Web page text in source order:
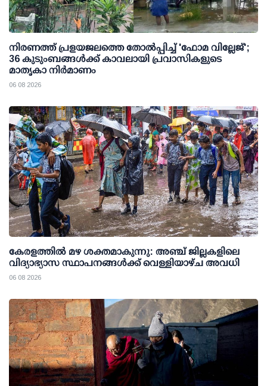
നിരണത്ത് പ്രളയജലത്തെ തോല്‍പ്പിച്ച് 'ഫോമ വില്ലേജ്';
36 കുടുംബങ്ങള്‍ക്ക് കാവലായി പ്രവാസികളുടെ
മാതൃകാ നിര്‍മാണം
06 08 2026
കേരളത്തില്‍ മഴ ശക്തമാകുന്നു: അഞ്ച് ജില്ലകളിലെ
വിദ്യാഭ്യാസ സ്ഥാപനങ്ങള്‍ക്ക് വെള്ളിയാഴ്ച അവധി
06 08 2026